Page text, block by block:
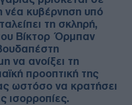
νέα κυβέρνηση υπό
τη σκληρή,
Βίκτορ Όρμπαν
να ανοίξει τη
προοπτική της
ωστόσο να κρατήσει
ισορροπίες.